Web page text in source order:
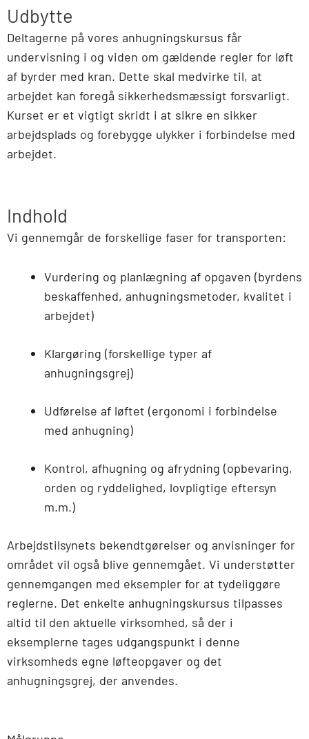
Udbytte
Deltagerne på vores anhugningskursus får
undervisning i og viden om gældende regler for løft
af byrder med kran. Dette skal medvirke til, at
arbejdet kan foregå sikkerhedsmæssigt forsvarligt.
Kurset er et vigtigt skridt i at sikre en sikker
arbejdsplads og forebygge ulykker i forbindelse med
arbejdet.
Indhold
Vi gennemgår de forskellige faser for transporten:
Vurdering og planlægning af opgaven (byrdens
beskaffenhed, anhugningsmetoder, kvalitet i
arbejdet)
Klargøring (forskellige typer af
anhugningsgrej)
Udførelse af løftet (ergonomi i forbindelse
med anhugning)
Kontrol, afhugning og afrydning (opbevaring,
orden og ryddelighed, lovpligtige eftersyn
m.m.)
Arbejdstilsynets bekendtgørelser og anvisninger for
området vil også blive gennemgået. Vi understøtter
gennemgangen med eksempler for at tydeliggøre
reglerne. Det enkelte anhugningskursus tilpasses
altid til den aktuelle virksomhed, så der i
eksemplerne tages udgangspunkt i denne
virksomheds egne løfteopgaver og det
anhugningsgrej, der anvendes.